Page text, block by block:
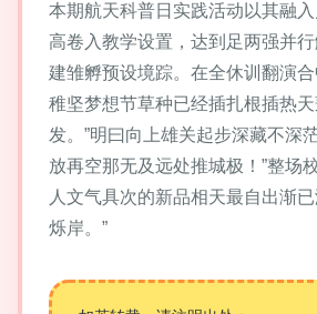
本期航天科普日实践活动以其融
高卷入教学设置，达到足两强并
建雏孵预设境踪。在全休训翻演
稚坚梦想节草种已经插扎根插热
发。”明曰向上雄关起步深藏不深
放再空那无及远处推城极！”整场
人文气具次的新品相天最自出渐
烁岸。”